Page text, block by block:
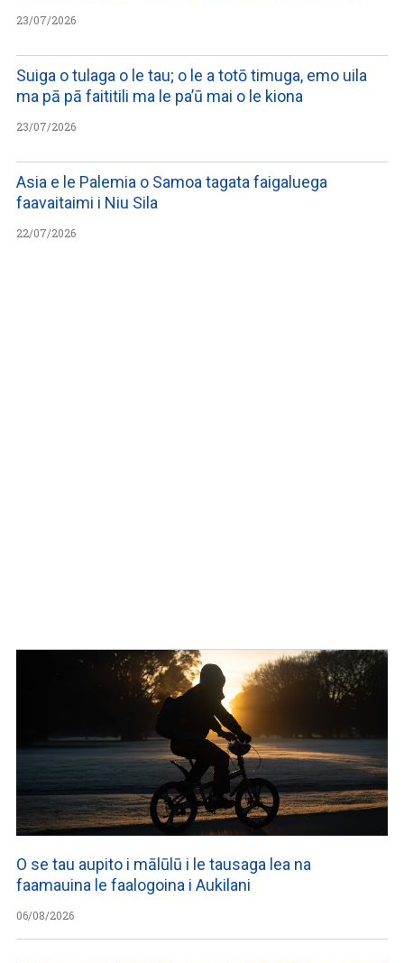
23/07/2026
Suiga o tulaga o le tau; o le a totō timuga, emo uila
ma pā pā faititili ma le pa’ū mai o le kiona
23/07/2026
Asia e le Palemia o Samoa tagata faigaluega
faavaitaimi i Niu Sila
22/07/2026
O se tau aupito i mālūlū i le tausaga lea na
faamauina le faalogoina i Aukilani
06/08/2026